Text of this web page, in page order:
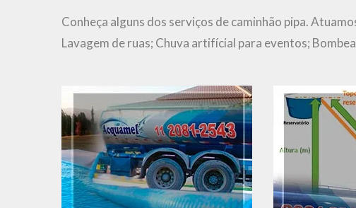
Conheça alguns dos serviços de caminhão pipa.
Lavagem de ruas; Chuva artifícial para eventos;